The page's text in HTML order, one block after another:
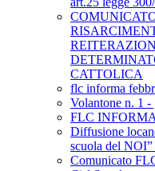
CATTOLICA
flc informa
Volantone n. 1 -
FLC INFORMA
Diffusione
scuola del
Comunicato